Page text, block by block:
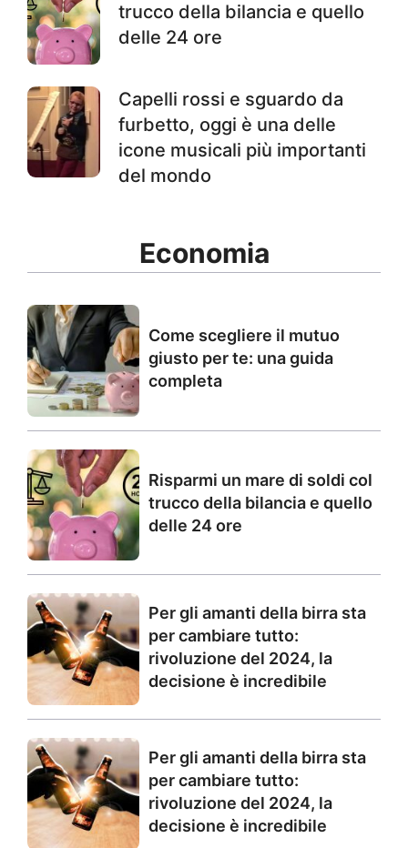
trucco della bilancia e quello
delle 24 ore
Capelli rossi e sguardo da
furbetto, oggi è una delle
icone musicali più importanti
del mondo
Economia
Come scegliere il mutuo
giusto per te: una guida
completa
Risparmi un mare di soldi col
trucco della bilancia e quello
delle 24 ore
Per gli amanti della birra sta
per cambiare tutto:
rivoluzione del 2024, la
decisione è incredibile
Per gli amanti della birra sta
per cambiare tutto:
rivoluzione del 2024, la
decisione è incredibile